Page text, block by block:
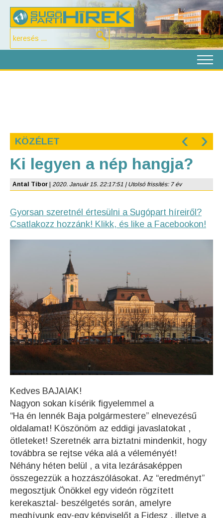
KÖZÉLET ‹ ›
Ki legyen a nép hangja?
Antal Tibor 2020. Január 15. 22:17:51 | Utolsó frissítés: 7 év
Gyorsan szeretnél értesülni a Sugópart híreiről?
Csatlakozz hozzánk! Klikk, és like a Facebookon!
Kedves BAJAIAK!
Nagyon sokan kísérik figyelemmel a
“Ha én lennék Baja polgármestere” elnevezésű
oldalamat! Köszönöm az eddigi javaslatokat ,
ötleteket! Szeretnék arra biztatni mindenkit, hogy
továbbra se rejtse véka alá a véleményét!
Néhány héten belül , a vita lezárásaképpen
összegezzük a hozzászólásokat. Az “eredményt”
megosztjuk Önökkel egy videón rögzített
kerekasztal- beszélgetés során, amelyre
meghívunk egy-egy képviselőt a Fidesz , illetve a